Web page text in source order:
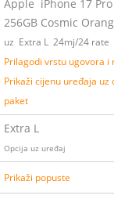
Apple iPhone 17
256GB Cosmic
uz Extra L 24mj/24 rate
Prilagodi vrstu ugovora i
Prikaži cijenu uređaja uz
paket
Extra L
Opcija uz uređaj
Prikaži popuste